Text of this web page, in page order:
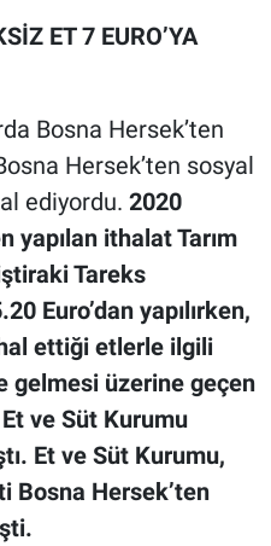
ET 7 EURO’YA
Bosna Hersek’ten
Hersek’ten sosyal
ediyordu. 2020
yapılan ithalat Tarım
Tareks
Euro’dan yapılırken,
ettiği etlerle ilgili
gelmesi üzerine geçen
ve Süt Kurumu
Et ve Süt Kurumu,
Bosna Hersek’ten